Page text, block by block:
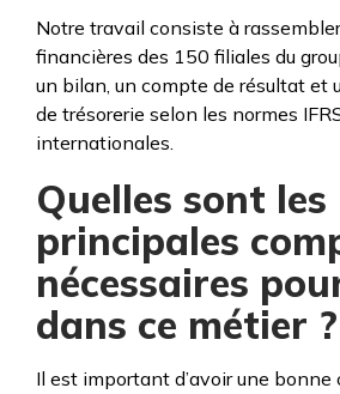
Notre travail consiste à
financières des 150 filiales du
un bilan, un compte de résultat et
de trésorerie selon les normes
internationales.
Quelles sont les
principales
nécessaires
dans ce métier ?
Il est important d’avoir une bonne